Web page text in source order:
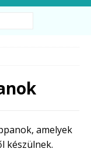
amelyek
készülnek.